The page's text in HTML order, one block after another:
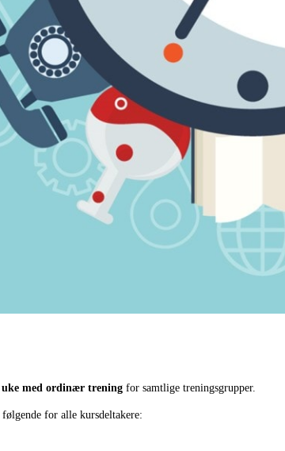
uke med ordinær trening for samtlige treningsgrupper.
følgende for alle kursdeltakere: